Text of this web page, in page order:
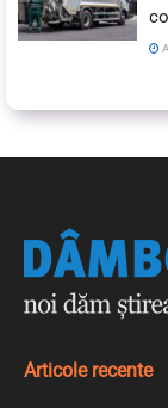
Articole recente